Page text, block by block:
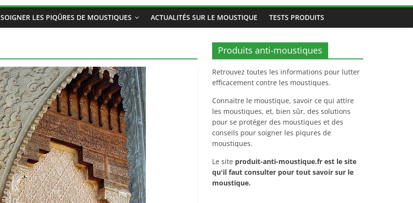
SOIGNER LES PIQÛRES DE MOUSTIQUES ACTUALITÉS SUR LE MOUSTIQUE TESTS PRODUITS
Produits anti-moustiques
Retrouvez toutes les informations pour lutter
efficacement contre les moustiques.
Connaitre le moustique, savoir ce qui attire
les moustiques, et, bien sûr, des solutions
pour se protéger des moustiques et des
conseils pour soigner les piqures de
moustiques.
Le site produit-anti-moustique.fr est le site
qu'il faut consulter pour tout savoir sur le
moustique.